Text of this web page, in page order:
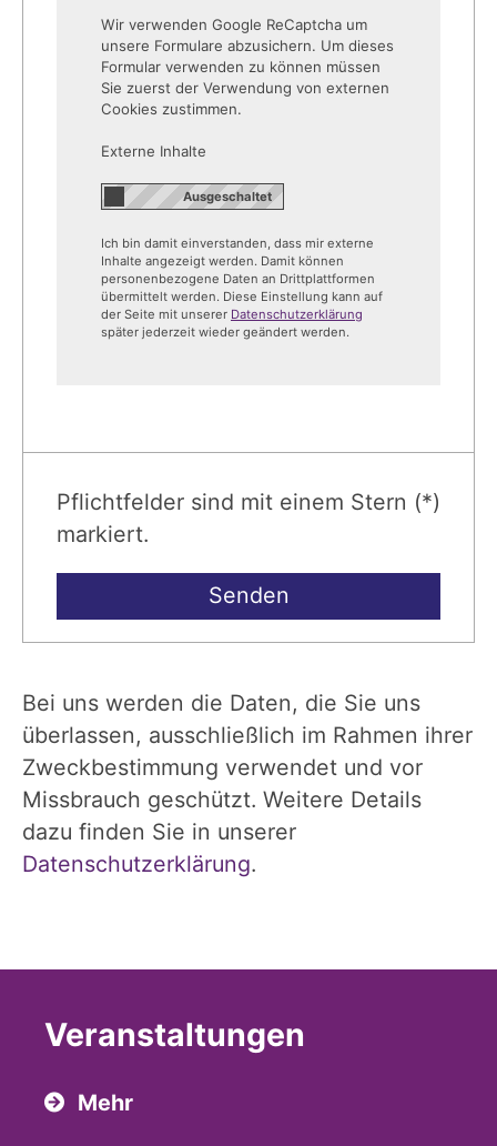
Wir verwenden Google ReCaptcha um
unsere Formulare abzusichern. Um dieses
Formular verwenden zu können müssen
Sie zuerst der Verwendung von externen
Cookies zustimmen.
Externe Inhalte
Ich bin damit einverstanden, dass mir externe
Inhalte angezeigt werden. Damit können
personenbezogene Daten an Drittplattformen
übermittelt werden. Diese Einstellung kann auf
der Seite mit unserer Datenschutzerklärung
später jederzeit wieder geändert werden.
Pflichtfelder sind mit einem Stern (*)
markiert.
Bei uns werden die Daten, die Sie uns
überlassen, ausschließlich im Rahmen ihrer
Zweckbestimmung verwendet und vor
Missbrauch geschützt. Weitere Details
dazu finden Sie in unserer
Datenschutzerklärung.
Veranstaltungen
Mehr